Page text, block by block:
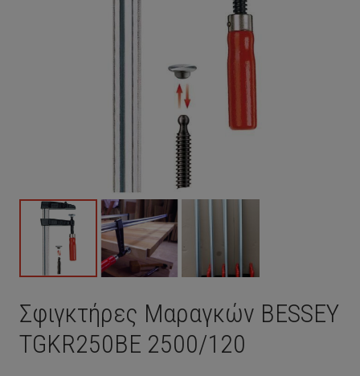
Σφιγκτήρες Μαραγκών BESSEY
TGKR250BE 2500/120